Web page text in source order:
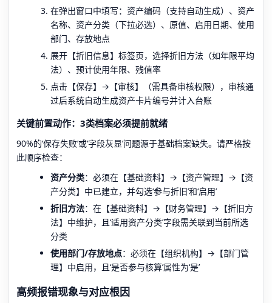
在弹出窗口中填写：资产编码（支持自动生成）、资产
名称、资产分类（下拉必选）、原值、启用日期、使用
部门、存放地点
展开【折旧信息】标签页，选择折旧方法（如年限平均
法）、预计使用年限、残值率
点击【保存】→【审核】（需具备审核权限），审核通
过后系统自动生成资产卡片编号并计入台账
关键前置动作：3类档案必须提前就绪
90%的‘保存失败’或‘字段灰显’问题源于基础档案缺失。请严格按
此顺序检查：
资产分类：必须在【基础资料】→【资产管理】→【资
产分类】中已建立，并勾选‘参与折旧’和‘启用’
折旧方法：在【基础资料】→【财务管理】→【折旧方
法】中维护，且‘适用资产分类’字段需关联到当前所选
分类
使用部门/存放地点：必须在【组织机构】→【部门管
理】中启用，且‘是否参与核算’属性为‘是’
高频报错现象与对应根因